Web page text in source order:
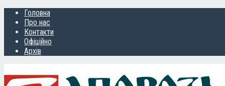
Головна
Про нас
Контакти
Офіційно
Архів